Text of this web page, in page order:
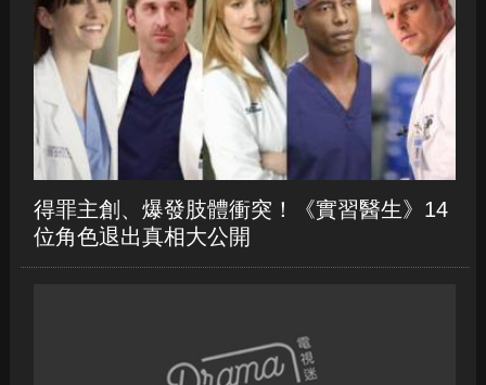
廢材也有春天！《逆轉人生》導演搭檔打造
新作《逆轉廢材人生》
得罪主創、爆發肢體衝突！《實習醫生》14
位角色退出真相大公開